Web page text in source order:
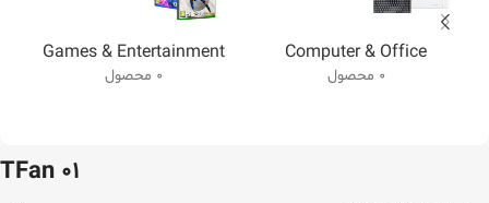
Computer & Office
0 محصول
Games & Entertainment
0 محصول
TFan 01